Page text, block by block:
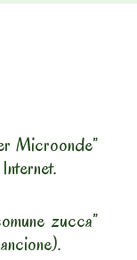
Microonde”
zucca”